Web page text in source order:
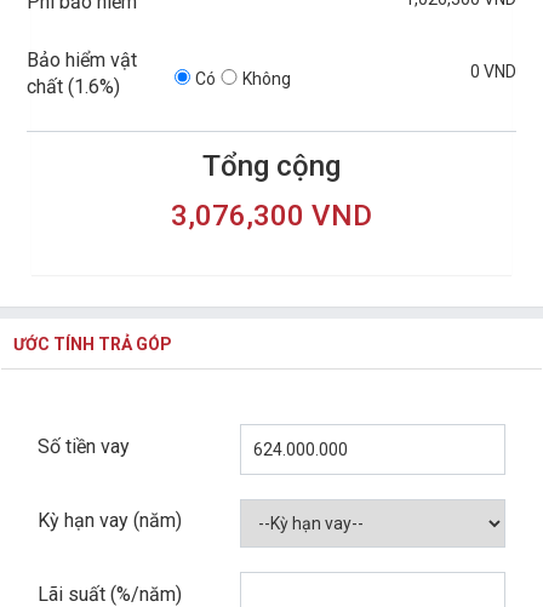
Bảo hiểm vật
chất (1.6%) Có Không 0 VND
Tổng cộng
3,076,300 VND
ƯỚC TÍNH TRẢ GÓP
Số tiền vay
Kỳ hạn vay (năm)
Lãi suất (%/năm)